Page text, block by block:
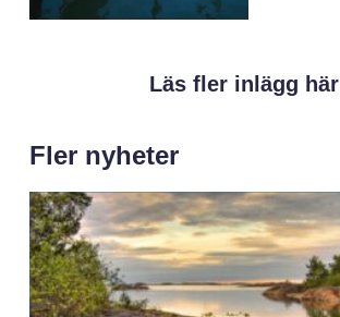
Läs fler inlägg här
Fler nyheter